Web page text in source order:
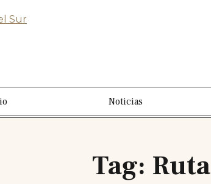
Noticias
Tag: